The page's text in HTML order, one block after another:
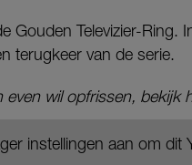
Gouden Televizier-
terugkeer van de serie.
even wil opfrissen, bekijk
instellingen aan om dit